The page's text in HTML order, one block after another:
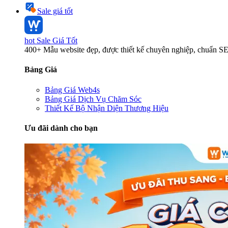
Sale giá tốt
hot Sale Giá Tốt
400+ Mẫu website đẹp, được thiết kế chuyên nghiệp, chuẩn
Bảng Giá
Bảng Giá Web4s
Bảng Giá Dịch Vụ Chăm Sóc
Thiết Kế Bộ Nhận Diện Thương Hiệu
Ưu đãi dành cho bạn